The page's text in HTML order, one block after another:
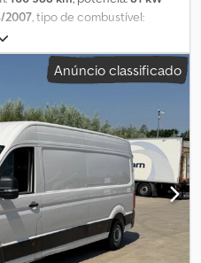
2007, tipo de combustível:
de carga:8 m³, comprimento
, largura do espaço de carga:1 630
x 1.870 mm, Volume do
em tecido, FURGÃO H2
Anúncio classificado